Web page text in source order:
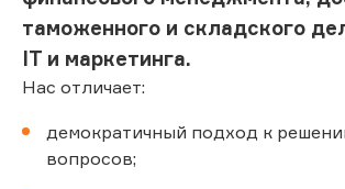
таможенного и складского
IT и маркетинга.
Нас отличает:
демократичный подход к
вопросов;